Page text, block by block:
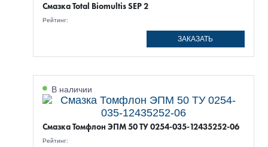
Смазка Total Biomultis SEP 2
Рейтинг:
ЗАКАЗАТЬ
В наличии
Смазка Томфлон ЭПМ 50 ТУ 0254-035-12435252-06
Рейтинг: